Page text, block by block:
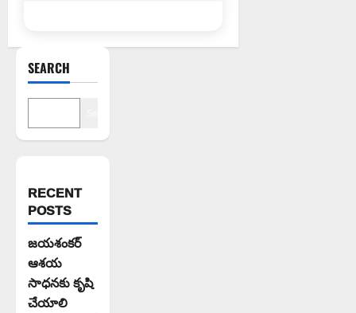
SEARCH
RECENT
POSTS
జయశంకర్
ఆశయ
సాధనకు కృషి
చేయాలి